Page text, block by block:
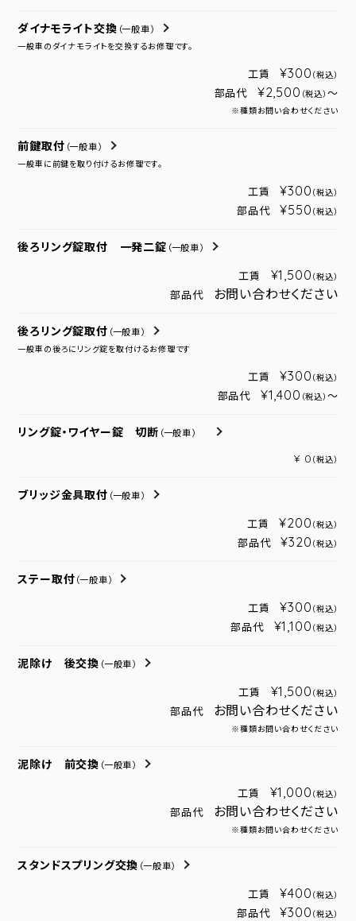
ダイナモライト交換 （一般車）
一般車のダイナモライトを交換するお修理です。
工賃 ¥300 （税込）
部品代 ¥2,500 （税込） ～
※種類お問い合わせください
前鍵取付 （一般車）
一般車に前鍵を取り付けるお修理です。
工賃 ¥300 （税込）
部品代 ¥550 （税込）
後ろリング錠取付 一発二錠 （一般車）
工賃 ¥1,500 （税込）
部品代 お問い合わせください
後ろリング錠取付 （一般車）
一般車の後ろにリング錠を取付けるお修理です
工賃 ¥300 （税込）
部品代 ¥1,400 （税込） ～
リング錠・ワイヤー錠 切断 （一般車）
¥ 0 （税込）
ブリッジ金具取付 （一般車）
工賃 ¥200 （税込）
部品代 ¥320 （税込）
ステー取付 （一般車）
工賃 ¥300 （税込）
部品代 ¥1,100 （税込）
泥除け 後交換 （一般車）
工賃 ¥1,500 （税込）
部品代 お問い合わせください
※種類お問い合わせください
泥除け 前交換 （一般車）
工賃 ¥1,000 （税込）
部品代 お問い合わせください
※種類お問い合わせください
スタンドスプリング交換 （一般車）
工賃 ¥400 （税込）
部品代 ¥300 （税込）